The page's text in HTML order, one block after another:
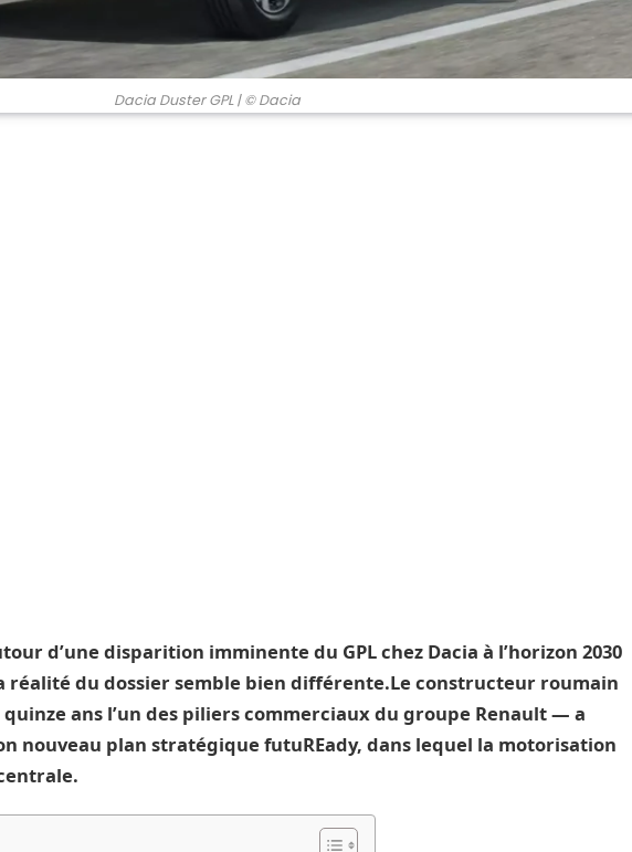
Dacia Duster GPL| © Dacia
d’une disparition imminente du GPL chez Dacia à l’horizon 2030
réalité du dossier semble bien différente.Le constructeur roumain
ans l’un des piliers commerciaux du groupe Renault — a
nouveau plan stratégique futuREady, dans lequel la motorisation